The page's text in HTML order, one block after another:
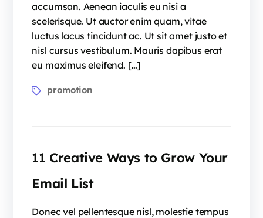
accumsan. Aenean iaculis eu nisi a
scelerisque. Ut auctor enim quam, vitae
luctus lacus tincidunt ac. Ut sit amet justo et
nisl cursus vestibulum. Mauris dapibus erat
eu maximus eleifend. […]
promotion
11 Creative Ways to Grow Your
Email List
Donec vel pellentesque nisl, molestie tempus